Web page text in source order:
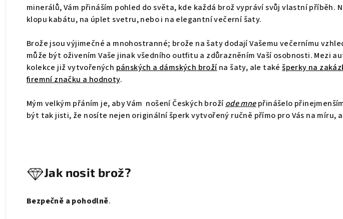
minerálů, Vám přináším pohled do světa, kde každá brož vypráví svůj vlastní příběh.
klopu kabátu, na úplet svetru, nebo i na elegantní večerní šaty.
Brože jsou výjimečné a mnohostranné; brože na šaty dodají Vašemu večernímu
může být oživením Vaše jinak všedního outfitu a zdůrazněním Vaší osobnosti. Mezi
kolekce již vytvořených pánských a dámských brožína šaty, ale takéšperky na
firemní značku a hodnoty.
Mým velkým přáním je, aby Vám nošení Českých brožíode mnepřinášelo
být tak jisti, že nosíte nejen originální šperk vytvořený ručně přímo pro Vás na míru,
Jak nosit brož?
Bezpečně a pohodlně.